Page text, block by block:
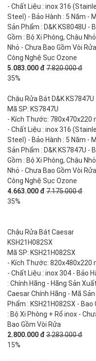
- Chất Liệu : inox 316
Steel) - Bảo Hành : 5 Năm -
Sản Phẩm : D&K KS8048U -
Gồm : Bộ Xi Phông, Chậu
Nhỏ - Chưa Bao Gồm Vòi
Công Nghệ Sục Ozone
5.083.000 đ 7.820.000 đ
35%
Chậu Rửa Bát D&K KS7847U
Mã SP: KS7847U
- Kích Thước: 780x470x220
- Chất Liệu : inox 316
Steel) - Bảo Hành : 5 Năm -
Sản Phẩm : D&K KS7847U -
Gồm : Bộ Xi Phông, Chậu
Nhỏ - Chưa Bao Gồm Vòi
Công Nghệ Sục Ozone
4.663.000 đ 7.175.000 đ
35%
Chậu Rửa Bát Caesar
KSH21H082SX
Mã SP: KSH21H082SX
- Kích Thước: 820x480x220
- Chất Liệu : inox 304 - Bảo
: Chính Hãng - Hãng Sản
Caesar Chính Hãng - Mã Sản
Phẩm : KSH21H082SX - Bao
: Bộ Xi Phông + Rổ inox -
Bao Gồm Vòi Rửa
2.800.000 đ 3.283.000 đ
15%